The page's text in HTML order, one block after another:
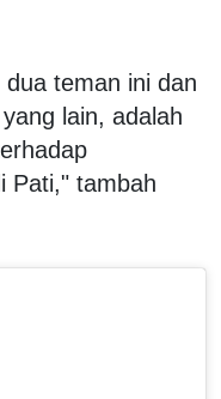
teman ini dan
lain, adalah
Pati," tambah